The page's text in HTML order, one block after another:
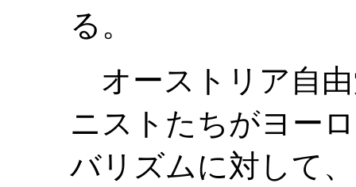
る。
オーストリア自
ニストたちがヨー
バリズムに対して